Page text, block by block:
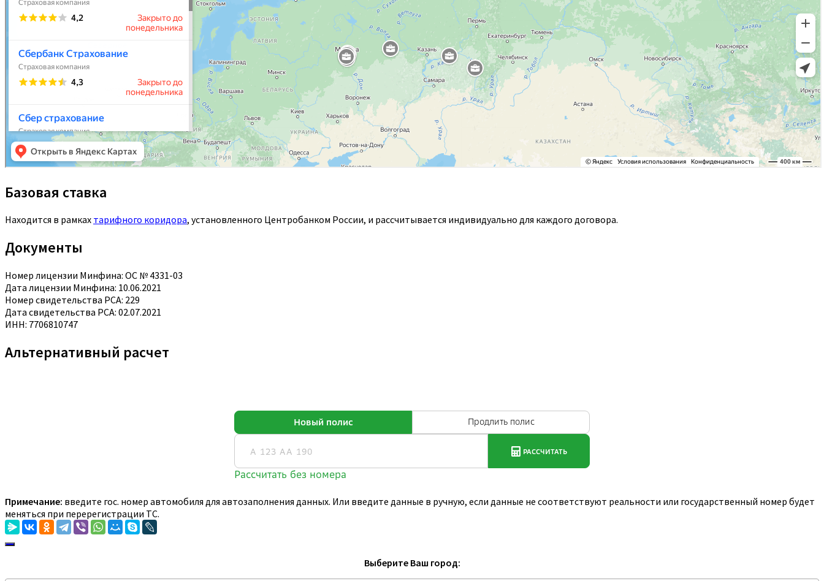
Базовая ставка
Находится в рамках тарифного коридора, установленного Центробанком России, и рассчитывается индивидуально для каждого договора.
Документы
Номер лицензии Минфина: ОС № 4331-03
Дата лицензии Минфина: 10.06.2021
Номер свидетельства РСА: 229
Дата свидетельства РСА: 02.07.2021
ИНН: 7706810747
Альтернативный расчет
Примечание: введите гос. номер автомобиля для автозаполнения данных. Или введите данные в ручную, если данные не соответствуют реальности или государственный номер будет
меняться при перерегистрации ТС.
Выберите Ваш город: